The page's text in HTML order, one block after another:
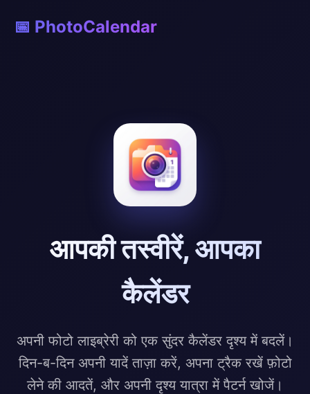
📅 PhotoCalendar
आपकी तस्वीरें, आपका
कैलेंडर
अपनी फोटो लाइब्रेरी को एक सुंदर कैलेंडर दृश्य में बदलें।
दिन-ब-दिन अपनी यादें ताज़ा करें, अपना ट्रैक रखें फ़ोटो
लेने की आदतें, और अपनी दृश्य यात्रा में पैटर्न खोजें।